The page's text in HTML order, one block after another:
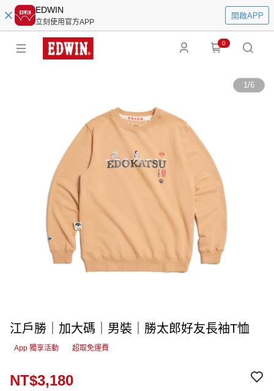
EDWIN
立刻使用官方APP
開啟APP
0
1/6
江戶勝｜加大碼｜男裝｜勝太郎好友長袖T恤
App 獨享活動 超取免運費
NT$3,180